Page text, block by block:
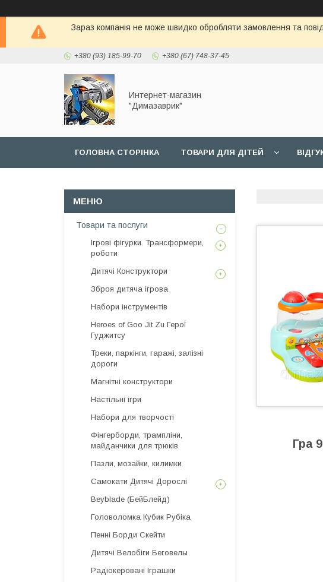
Зараз компанія не може швидко обробляти замовлення та
+380 (93) 185-99-70 +380 (67) 748-37-45
Интернет-магазин
"Димазаврик"
ГОЛОВНА СТОРIНКА ТОВАРИ ДЛЯ ДIТЕЙ
Гра
Товари та послуги
Ігрові фігурки. Трансформери,
роботи
Дитячі Конструктори
Зброя дитяча ігрова
Набори інструментів
Heroes of Goo Jit Zu Герої
Гуджитсу
Треки, паркінги, гаражі, залізні
дороги
Магнітні конструктори
Настільні ігри
Набори для творчості
Фінгерборди, трампліни,
майданчики для трюків
Пазли, мозайки, килимки
Самокати Дитячі Дорослі
Beyblade (БейБлейд)
Головоломка Кубик Рубіка
Пенні Борди Скейти
Дитячі Велобіги Беговелы
Радіокеровані Іграшки